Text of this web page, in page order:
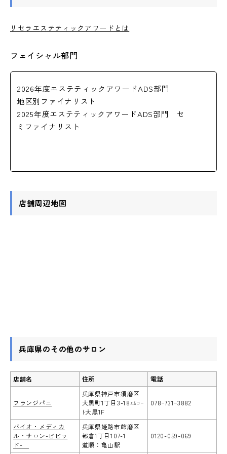
リセラエステティックアワードとは
フェイシャル部門
2026年度エステティックアワードADS部門
地区別ファイナリスト
2025年度エステティックアワードADS部門 セ
ミファイナリスト
店舗周辺地図
兵庫県のその他のサロン
店舗名 住所 電話
フランジパニ
兵庫県神戸市須磨区
大黒町1丁目3-18ｴﾑｺｰ
ﾄ大黒1F
078ｰ731ｰ3882
バイオ・メディカ
ル・サロン-ビビッ
ド-
兵庫県姫路市飾磨区
都倉1丁目107-1
道順：亀山駅
0120-059-069